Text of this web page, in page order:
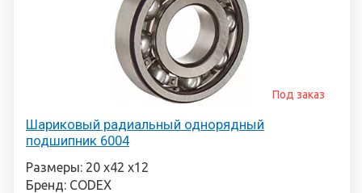
Шариковый радиальный однорядный
подшипник 6004
Под заказ
Размеры: 20 х42 х12
Бренд: CODEX